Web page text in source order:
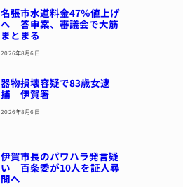
名張市水道料金47％値上げ
へ 答申案、審議会で大筋
まとまる
2026年8月6日
器物損壊容疑で83歳女逮
捕 伊賀署
2026年8月6日
伊賀市長のパワハラ発言疑
い 百条委が10人を証人尋
問へ